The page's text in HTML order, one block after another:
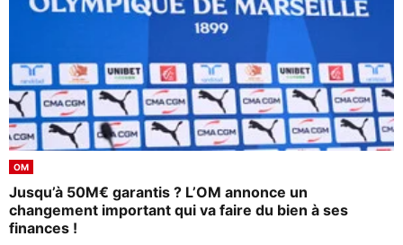
OM
Jusqu’à 50M€ garantis ? L’OM annonce un
changement important qui va faire du bien à ses
finances !